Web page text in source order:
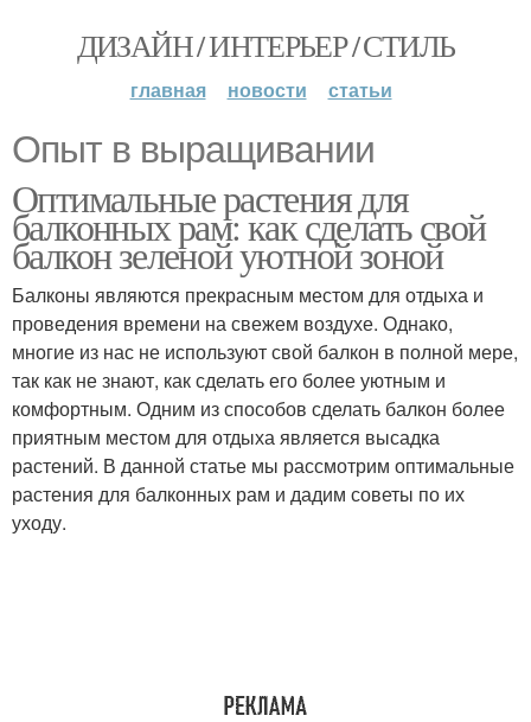
ДИЗАЙН / ИНТЕРЬЕР / СТИЛЬ
главная новости статьи
Опыт в выращивании
Оптимальные растения для
балконных рам: как сделать свой
балкон зеленой уютной зоной
Балконы являются прекрасным местом для отдыха и
проведения времени на свежем воздухе. Однако,
многие из нас не используют свой балкон в полной мере,
так как не знают, как сделать его более уютным и
комфортным. Одним из способов сделать балкон более
приятным местом для отдыха является высадка
растений. В данной статье мы рассмотрим оптимальные
растения для балконных рам и дадим советы по их
уходу.